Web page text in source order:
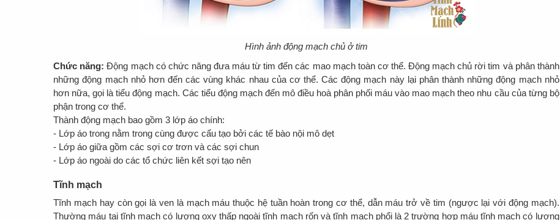
Hình ảnh động mạch chủ ở tim
Chức năng:Động mạch có chức năng đưa máu từ tim đến các mao mạch toàn cơ thể. Động mạch chủ rời tim và phân thành
những động mạch nhỏ hơn đến các vùng khác nhau của cơ thể. Các động mạch này lại phân thành những động mạch nhỏ
hơn nữa, gọi là tiểu động mạch. Các tiểu động mạch đến mô điều hoà phân phối máu vào mao mạch theo nhu cầu của từng bộ
phận trong cơ thể.
Thành động mạch bao gồm 3 lớp áo chính:
- Lớp áo trong nằm trong cùng được cấu tạo bởi các tế bào nội mô dẹt
- Lớp áo giữa gồm các sợi cơ trơn và các sợi chun
- Lớp áo ngoài do các tổ chức liên kết sợi tạo nên
Tĩnh mạch
Tĩnh mạch hay còn gọi là ven là mạch máu thuộc hệ tuần hoàn trong cơ thể, dẫn máu trở về tim (ngược lại với động mạch).
Thường máu tại tĩnh mạch có lượng oxy thấp ngoài tĩnh mạch rốn và tĩnh mạch phổi là 2 trường hợp máu tĩnh mạch có lượng